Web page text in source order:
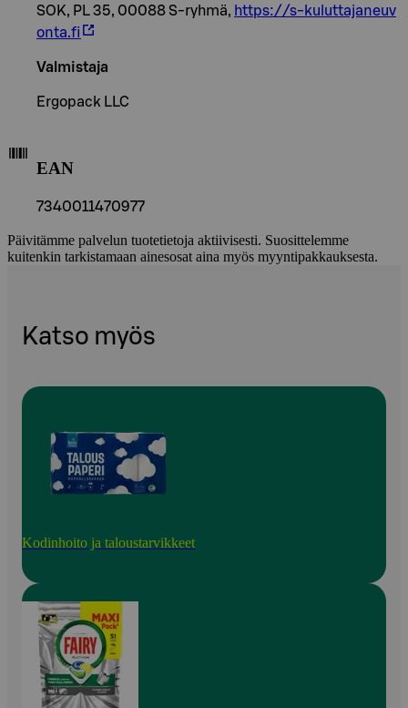
SOK, PL 35, 00088 S-ryhmä, https://s-kuluttajaneuv
onta.fi
Valmistaja
Ergopack LLC
EAN
7340011470977
Päivitämme palvelun tuotetietoja aktiivisesti. Suosittelemme
kuitenkin tarkistamaan ainesosat aina myös myyntipakkauksesta.
Katso myös
Kodinhoito ja taloustarvikkeet